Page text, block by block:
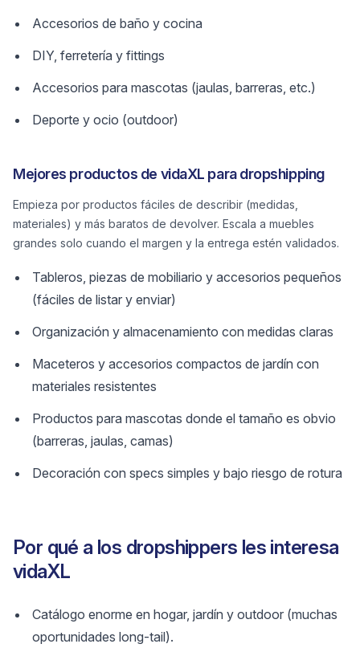
Accesorios de baño y cocina
DIY, ferretería y fittings
Accesorios para mascotas (jaulas, barreras, etc.)
Deporte y ocio (outdoor)
Mejores productos de vidaXL para dropshipping
Empieza por productos fáciles de describir (medidas,
materiales) y más baratos de devolver. Escala a muebles
grandes solo cuando el margen y la entrega estén validados.
Tableros, piezas de mobiliario y accesorios pequeños
(fáciles de listar y enviar)
Organización y almacenamiento con medidas claras
Maceteros y accesorios compactos de jardín con
materiales resistentes
Productos para mascotas donde el tamaño es obvio
(barreras, jaulas, camas)
Decoración con specs simples y bajo riesgo de rotura
Por qué a los dropshippers les interesa
vidaXL
Catálogo enorme en hogar, jardín y outdoor (muchas
oportunidades long-tail).